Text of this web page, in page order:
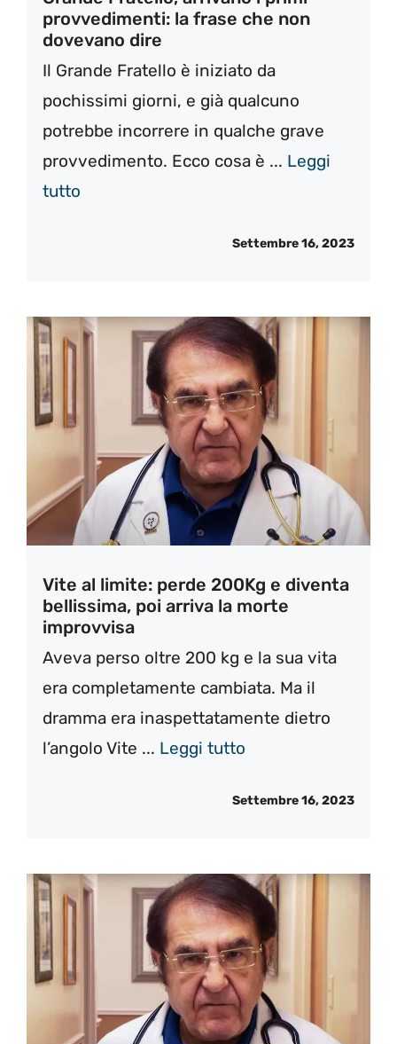
provvedimenti: la frase che non
dovevano dire
Il Grande Fratello è iniziato da
pochissimi giorni, e già qualcuno
potrebbe incorrere in qualche grave
provvedimento. Ecco cosa è ... Leggi
tutto
Settembre 16, 2023
Vite al limite: perde 200Kg e diventa
bellissima, poi arriva la morte
improvvisa
Aveva perso oltre 200 kg e la sua vita
era completamente cambiata. Ma il
dramma era inaspettatamente dietro
l’angolo Vite ... Leggi tutto
Settembre 16, 2023